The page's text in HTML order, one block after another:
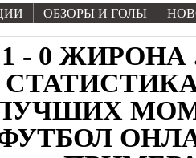
ОБЗОРЫ И ГОЛЫ
- 0 ЖИРОНА